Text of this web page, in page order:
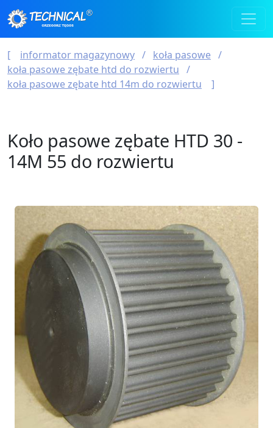
informator magazynowy
koła pasowe
koła pasowe zębate htd do rozwiertu
koła pasowe zębate htd 14m do rozwiertu
Koło pasowe zębate HTD 30 -
14M 55 do rozwiertu